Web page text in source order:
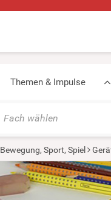
Themen & Impulse
Fach wählen
Bewegung, Sport, Spiel